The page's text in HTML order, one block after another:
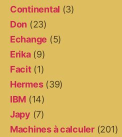
Continental (3)
Don (23)
Echange (5)
Erika(9)
Facit(1)
Hermes(39)
IBM (14)
Japy (7)
Machines à calculer(201)